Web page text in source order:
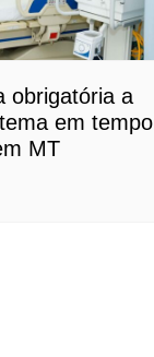
obrigatória a
em tempo
MT